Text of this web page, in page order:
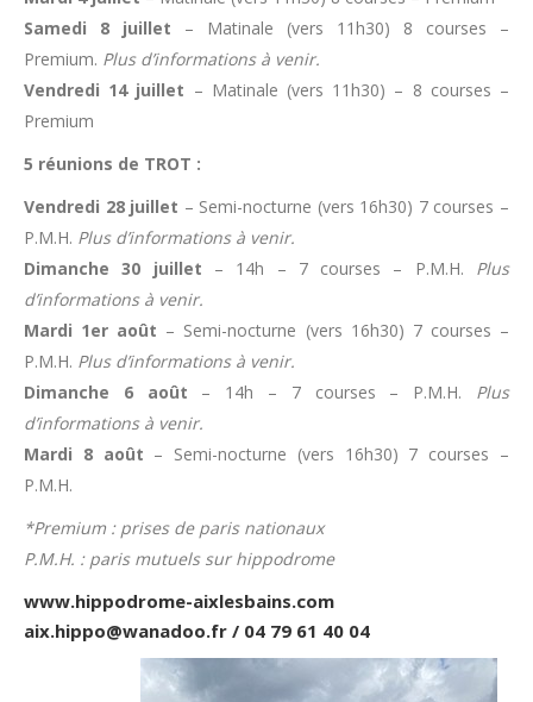
Samedi 8 juillet – Matinale (vers 11h30) 8 courses –
Premium. Plus d’informations à venir.
Vendredi 14 juillet – Matinale (vers 11h30) – 8 courses –
Premium
5 réunions de TROT :
Vendredi 28 juillet – Semi-nocturne (vers 16h30) 7 courses –
P.M.H. Plus d’informations à venir.
Dimanche 30 juillet – 14h – 7 courses – P.M.H. Plus
d’informations à venir.
Mardi 1er août – Semi-nocturne (vers 16h30) 7 courses –
P.M.H. Plus d’informations à venir.
Dimanche 6 août – 14h – 7 courses – P.M.H. Plus
d’informations à venir.
Mardi 8 août – Semi-nocturne (vers 16h30) 7 courses –
P.M.H.
*Premium : prises de paris nationaux
P.M.H. : paris mutuels sur hippodrome
www.hippodrome-aixlesbains.com
aix.hippo@wanadoo.fr / 04 79 61 40 04